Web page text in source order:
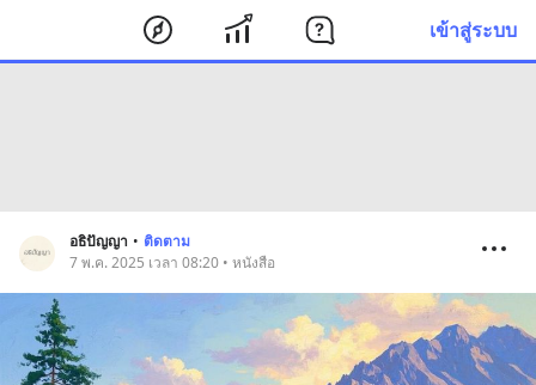
เข้าสู่ระบบ
อธิปัญญา • ติดตาม
7 พ.ค. 2025 เวลา 08:20 • หนังสือ